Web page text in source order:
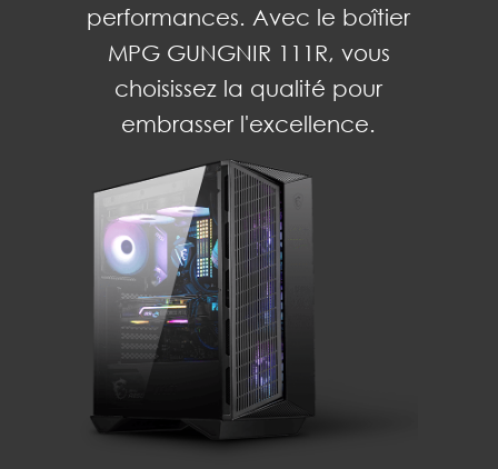
performances. Avec le boîtier
MPG GUNGNIR 111R, vous
choisissez la qualité pour
embrasser l'excellence.